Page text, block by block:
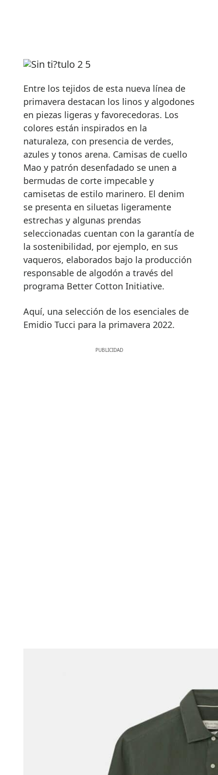
Entre los tejidos de esta nueva línea de
primavera destacan los linos y algodones
en piezas ligeras y favorecedoras. Los
colores están inspirados en la
naturaleza, con presencia de verdes,
azules y tonos arena. Camisas de cuello
Mao y patrón desenfadado se unen a
bermudas de corte impecable y
camisetas de estilo marinero. El denim
se presenta en siluetas ligeramente
estrechas y algunas prendas
seleccionadas cuentan con la garantía de
la sostenibilidad, por ejemplo, en sus
vaqueros, elaborados bajo la producción
responsable de algodón a través del
programa Better Cotton Initiative.
Aquí, una selección de los esenciales de
Emidio Tucci para la primavera 2022.